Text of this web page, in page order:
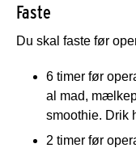
Faste
Du skal faste før
6 timer før
al mad,
smoothie. Drik
2 timer før